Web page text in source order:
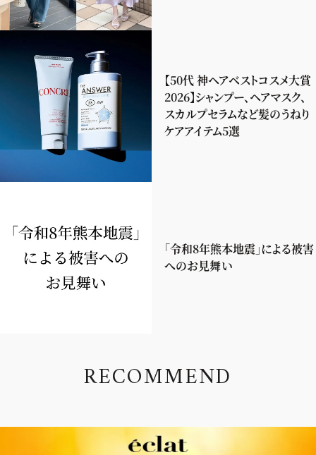
【50代 神ヘアベストコスメ大賞
2026】シャンプー、ヘアマスク、
スカルプセラムなど髪のうねり
ケアアイテム5選
「令和8年熊本地震」による被害
へのお見舞い
RECOMMEND